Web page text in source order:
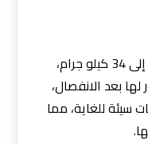
وأشارت التقارير أنه ربما وصل وزنها إلى 34 كيلو جرام،
بعد الانفصال،
سيئة للغاية، مما